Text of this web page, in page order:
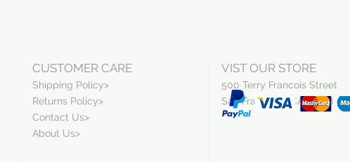
CUSTOMER CARE
Shipping Policy>
Returns Policy>
Contact Us>
About Us>
VIST OUR STORE
500 Terry Francois Street
San Francisco, CA 94158